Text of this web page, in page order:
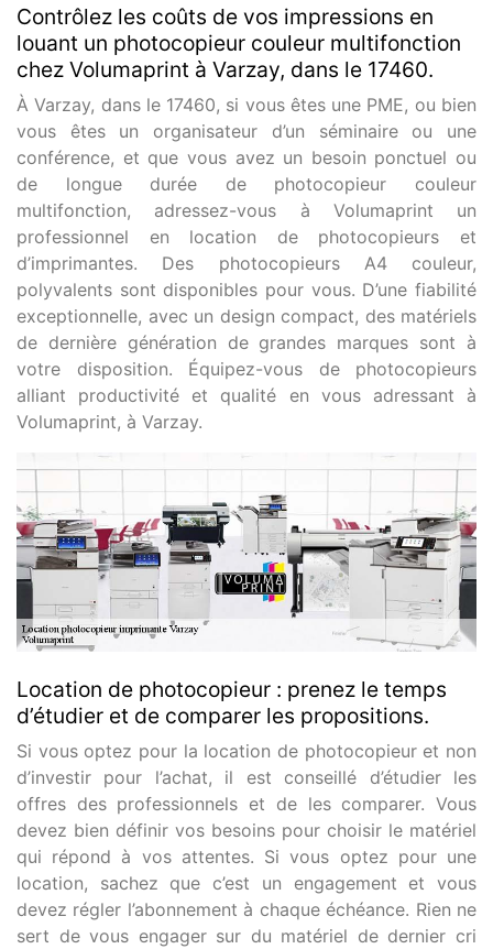
Contrôlez les coûts de vos impressions en
louant un photocopieur couleur multifonction
chez Volumaprint à Varzay, dans le 17460.
À Varzay, dans le 17460, si vous êtes une PME, ou bien
vous êtes un organisateur d’un séminaire ou une
conférence, et que vous avez un besoin ponctuel ou
de longue durée de photocopieur couleur
multifonction, adressez-vous à Volumaprint un
professionnel en location de photocopieurs et
d’imprimantes. Des photocopieurs A4 couleur,
polyvalents sont disponibles pour vous. D’une fiabilité
exceptionnelle, avec un design compact, des matériels
de dernière génération de grandes marques sont à
votre disposition. Équipez-vous de photocopieurs
alliant productivité et qualité en vous adressant à
Volumaprint, à Varzay.
Location de photocopieur : prenez le temps
d’étudier et de comparer les propositions.
Si vous optez pour la location de photocopieur et non
d’investir pour l’achat, il est conseillé d’étudier les
offres des professionnels et de les comparer. Vous
devez bien définir vos besoins pour choisir le matériel
qui répond à vos attentes. Si vous optez pour une
location, sachez que c’est un engagement et vous
devez régler l’abonnement à chaque échéance. Rien ne
sert de vous engager sur du matériel de dernier cri